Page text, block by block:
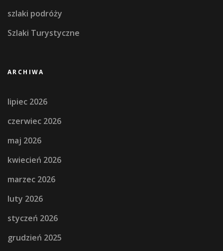
szlaki podróży
Szlaki Turystyczne
ARCHIWA
lipiec 2026
czerwiec 2026
maj 2026
kwiecień 2026
marzec 2026
luty 2026
styczeń 2026
grudzień 2025